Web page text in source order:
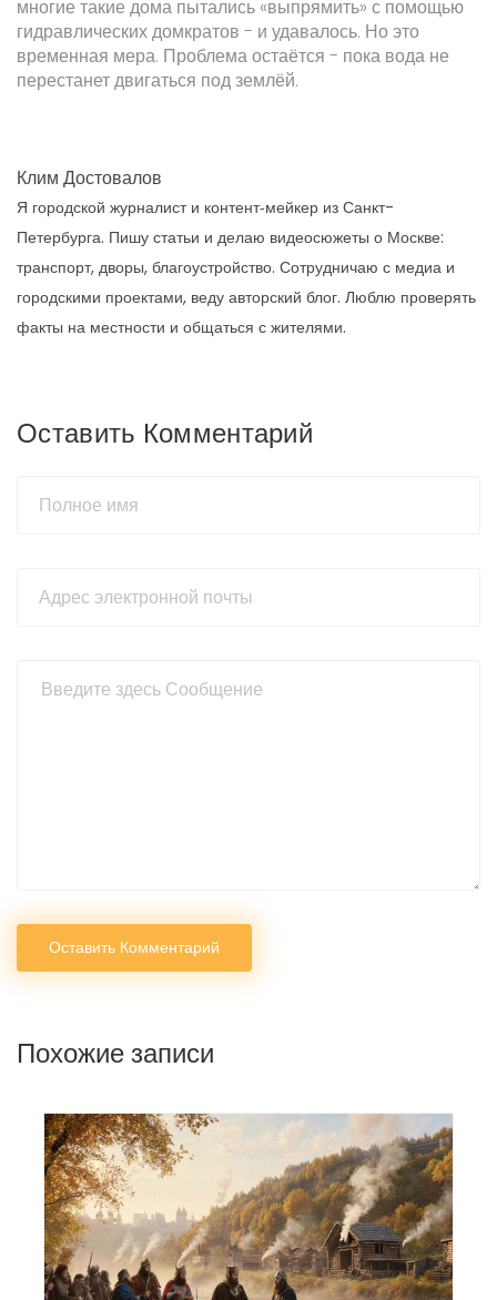
многие такие дома пытались «выпрямить» с помощью
гидравлических домкратов - и удавалось. Но это
временная мера. Проблема остаётся - пока вода не
перестанет двигаться под землёй.
Клим Достовалов
Я городской журналист и контент‑мейкер из Санкт-
Петербурга. Пишу статьи и делаю видеосюжеты о Москве:
транспорт, дворы, благоустройство. Сотрудничаю с медиа и
городскими проектами, веду авторский блог. Люблю проверять
факты на местности и общаться с жителями.
Оставить Комментарий
Оставить Комментарий
Похожие записи